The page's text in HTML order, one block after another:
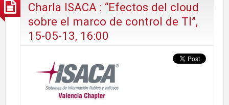
Charla ISACA : “Efectos del cloud
sobre el marco de control de TI”,
15-05-13, 16:00